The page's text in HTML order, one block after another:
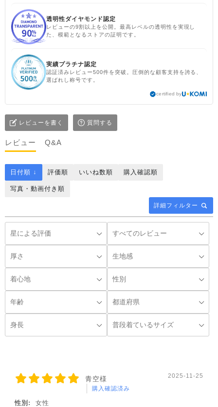
透明性ダイヤモンド認定
レビューの9割以上を公開。最高レベルの透明性を実現し
た、模範となるストアの証明です。
実績プラチナ認定
認証済みレビュー500件を突破。圧倒的な顧客支持を誇る、
選ばれし称号です。
certified by
レビューを書く 質問する
レビュー Q&A
詳細フィルター
日付順 ↓ 評価順 いいね数順 購入確認順
写真・動画付き順
青空様
購入確認済み
2025-11-25
性別:
女性